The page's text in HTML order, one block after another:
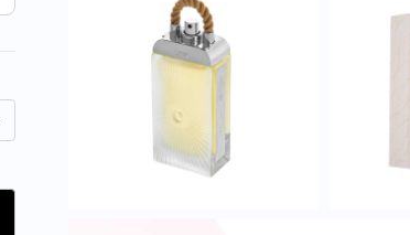
الكمية